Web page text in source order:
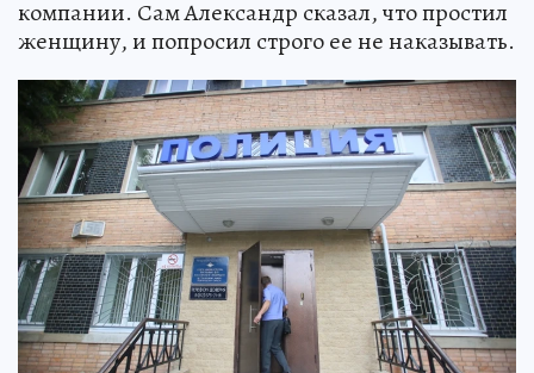
компании. Сам Александр сказал, что простил
женщину, и попросил строго ее не наказывать.